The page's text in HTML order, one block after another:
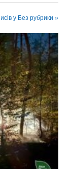
у Без рубрики »